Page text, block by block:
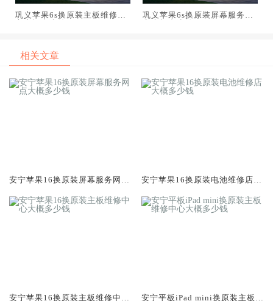
巩义苹果6s换原装主板维修中
巩义苹果6s换原装屏幕服务网
相关文章
安宁苹果16换原装屏幕服务网点
安宁苹果16换原装电池维修店大
安宁苹果16换原装主板维修中心 安宁平板iPad mini换原装主板维